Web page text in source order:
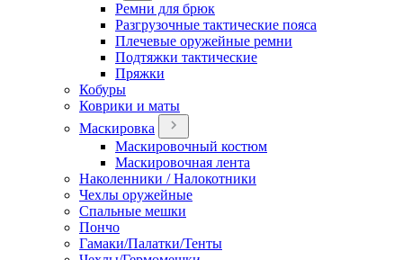
Ремни для брюк
Разгрузочные тактические пояса
Плечевые оружейные ремни
Подтяжки тактические
Пряжки
Кобуры
Коврики и маты
Маскировка
Маскировочный костюм
Маскировочная лента
Наколенники / Налокотники
Чехлы оружейные
Спальные мешки
Пончо
Гамаки/Палатки/Тенты